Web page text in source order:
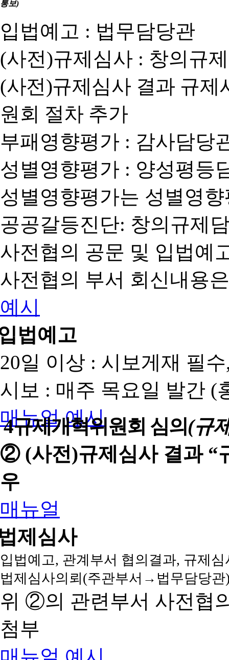
통보)
입법예고 : 법무담당관
(사전)규제심사 : 창의규
(사전)규제심사 결과 규
원회 절차 추가
부패영향평가 : 감사담당
성별영향평가 : 양성평등
성별영향평가는 성별영
공공갈등진단: 창의규제
사전협의 공문 및 입법예
사전협의 부서 회신내용
예시
법예고
20일 이상 : 시보게재 필
시보 : 매주 목요일 발간 (
매뉴얼 예시
4규제개혁위원회 심의(규
② (사전)규제심사 결과 “
우
매뉴얼
제심사
입법예고, 관계부서 협의결과, 규제
법제심사의뢰(주관부서→법무담당
위 ②의 관련부서 사전협
첨부